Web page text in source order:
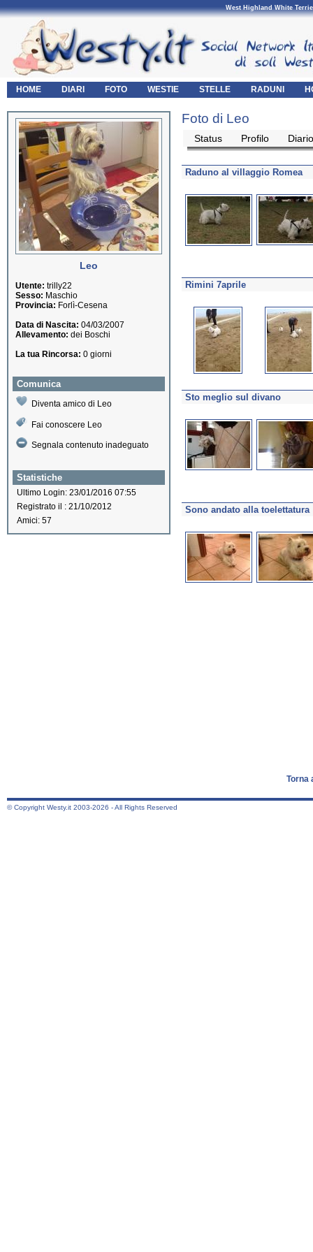
West Highland White
HOME DIARI FOTO WESTIE STELLE RADUNI
Leo
Utente: trilly22
Sesso: Maschio
Provincia: Forlì-Cesena
Data di Nascita: 04/03/2007
Allevamento: dei Boschi
La tua Rincorsa: 0 giorni
Comunica
Diventa amico di Leo
Fai conoscere Leo
Segnala contenuto inadeguato
Statistiche
Ultimo Login: 23/01/2016 07:55
Registrato il : 21/10/2012
Amici: 57
Foto di Leo
Status Profilo Diario
Raduno al villaggio Romea
Rimini 7aprile
Sto meglio sul divano
Sono andato alla toelettatura
Torna
© Copyright Westy.it 2003-2026 - All Rights Reserved